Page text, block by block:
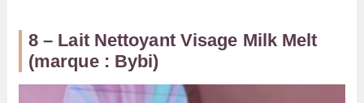
8 – Lait Nettoyant Visage Milk Melt
(marque : Bybi)